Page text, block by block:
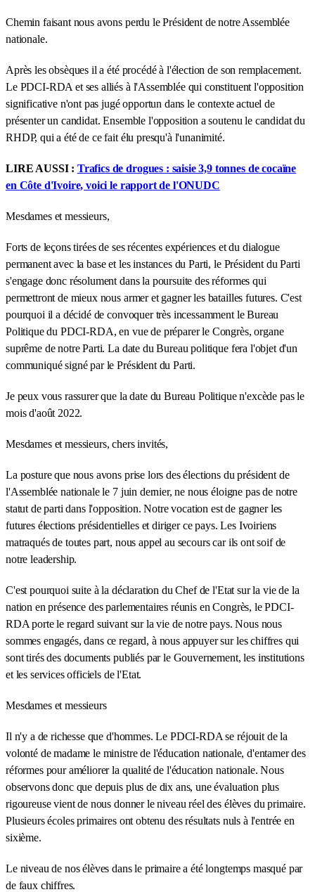
Chemin faisant nous avons perdu le Président de notre Assemblée
nationale.
Après les obsèques il a été procédé à l'élection de son remplacement.
Le PDCI-RDA et ses alliés à l'Assemblée qui constituent l'opposition
significative n'ont pas jugé opportun dans le contexte actuel de
présenter un candidat. Ensemble l'opposition a soutenu le candidat du
RHDP, qui a été de ce fait élu presqu'à l'unanimité.
LIRE AUSSI : Trafics de drogues : saisie 3,9 tonnes de cocaïne
en Côte d'Ivoire, voici le rapport de l'ONUDC
Mesdames et messieurs,
Forts de leçons tirées de ses récentes expériences et du dialogue
permanent avec la base et les instances du Parti, le Président du Parti
s'engage donc résolument dans la poursuite des réformes qui
permettront de mieux nous armer et gagner les batailles futures. C'est
pourquoi il a décidé de convoquer très incessamment le Bureau
Politique du PDCI-RDA, en vue de préparer le Congrès, organe
suprême de notre Parti. La date du Bureau politique fera l'objet d'un
communiqué signé par le Président du Parti.
Je peux vous rassurer que la date du Bureau Politique n'excède pas le
mois d'août 2022.
Mesdames et messieurs, chers invités,
La posture que nous avons prise lors des élections du président de
l'Assemblée nationale le 7 juin dernier, ne nous éloigne pas de notre
statut de parti dans l'opposition. Notre vocation est de gagner les
futures élections présidentielles et diriger ce pays. Les Ivoiriens
matraqués de toutes part, nous appel au secours car ils ont soif de
notre leadership.
C'est pourquoi suite à la déclaration du Chef de l'Etat sur la vie de la
nation en présence des parlementaires réunis en Congrès, le PDCI-
RDA porte le regard suivant sur la vie de notre pays. Nous nous
sommes engagés, dans ce regard, à nous appuyer sur les chiffres qui
sont tirés des documents publiés par le Gouvernement, les institutions
et les services officiels de l'Etat.
Mesdames et messieurs
Il n'y a de richesse que d'hommes. Le PDCI-RDA se réjouit de la
volonté de madame le ministre de l'éducation nationale, d'entamer des
réformes pour améliorer la qualité de l'éducation nationale. Nous
observons donc que depuis plus de dix ans, une évaluation plus
rigoureuse vient de nous donner le niveau réel des élèves du primaire.
Plusieurs écoles primaires ont obtenu des résultats nuls à l'entrée en
sixième.
Le niveau de nos élèves dans le primaire a été longtemps masqué par
de faux chiffres.